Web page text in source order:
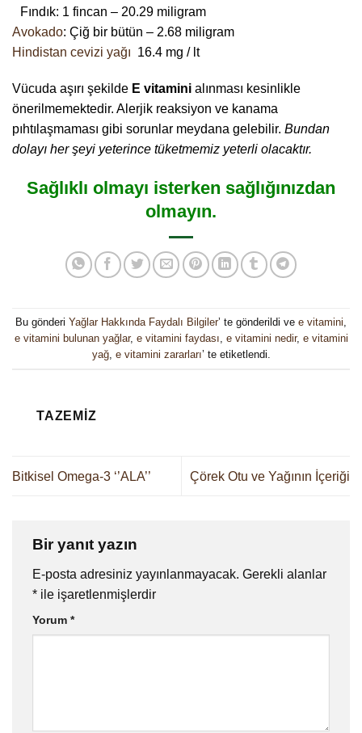
Fındık: 1 fincan – 20.29 miligram
Avokado: Çiğ bir bütün – 2.68 miligram
Hindistan cevizi yağı 16.4 mg / lt
Vücuda aşırı şekilde E vitamini alınması kesinlikle
önerilmemektedir. Alerjik reaksiyon ve kanama
pıhtılaşmaması gibi sorunlar meydana gelebilir. Bundan
dolayı her şeyi yeterince tüketmemiz yeterli olacaktır.
Sağlıklı olmayı isterken sağlığınızdan
olmayın.
Bu gönderi Yağlar Hakkında Faydalı Bilgiler’ te gönderildi ve e vitamini
e vitamini bulunan yağlar, e vitamini faydası e vitamini nedir, e vitamini
yağ, e vitamini zararları’ te etiketlendi.
TAZEMIZ
Bitkisel Omega-3 ‘’ALA’’ Çörek Otu ve Yağının İçeriği
Bir yanıt yazın
E-posta adresiniz yayınlanmayacak. Gerekli alanlar
* ile işaretlenmişlerdir
Yorum *